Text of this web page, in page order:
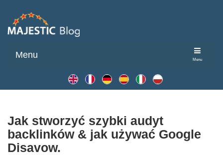
Menu
Menu
Jak stworzyć szybki audyt
backlinków & jak używać Google
Disavow.